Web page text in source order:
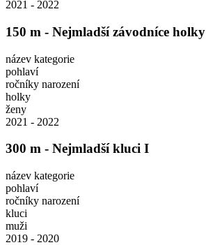
2021 - 2022
150 m - Nejmladší závodníce holky
název kategorie
pohlaví
ročníky narození
holky
ženy
2021 - 2022
300 m - Nejmladší kluci I
název kategorie
pohlaví
ročníky narození
kluci
muži
2019 - 2020